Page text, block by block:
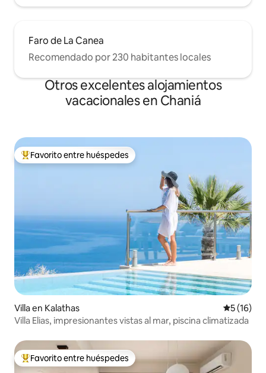
Faro de La Canea
Recomendado por 230 habitantes locales
Otros excelentes alojamientos
vacacionales en Chaniá
De los mejores en Favorito entre huéspedes
Favorito entre huéspedes
Villa en Kalathas
5 (16)
Villa Elias, impresionantes vistas al mar, piscina climatizada
De los mejores en Favorito entre huéspedes
Favorito entre huéspedes